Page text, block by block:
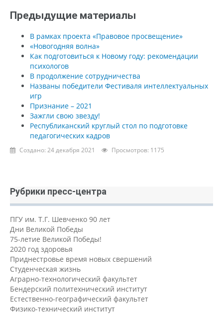
Предыдущие материалы
В рамках проекта «Правовое просвещение»
«Новогодняя волна»
Как подготовиться к Новому году: рекомендации
психологов
В продолжение сотрудничества
Названы победители Фестиваля интеллектуальных
игр
Признание – 2021
Зажгли свою звезду!
Республиканский круглый стол по подготовке
педагогических кадров
Создано: 24 декабря 2021 Просмотров: 1175
Рубрики пресс-центра
ПГУ им. Т.Г. Шевченко 90 лет
Дни Великой Победы
75-летие Великой Победы!
2020 год здоровья
Приднестровье время новых свершений
Студенческая жизнь
Аграрно-технологический факультет
Бендерский политехнический институт
Естественно-географический факультет
Физико-технический институт